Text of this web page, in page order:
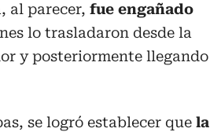
al parecer, fue engañado
lo trasladaron desde la
y posteriormente llegando
se logró establecer que la